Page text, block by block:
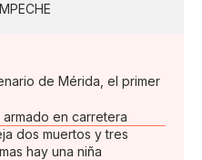
de Mérida, el primer
en carretera
dos muertos y tres
hay una niña